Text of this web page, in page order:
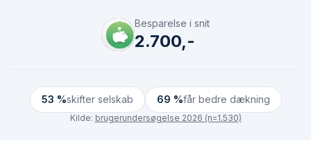
Besparelse i snit
2.700,-
53 %skifter selskab 69 %får bedre dækning
Kilde: brugerundersøgelse 2026 (n=1.530)